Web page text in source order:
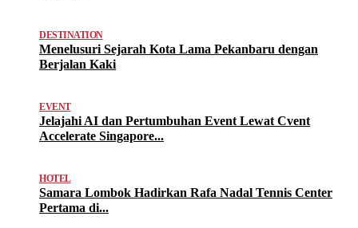
DESTINATION
Menelusuri Sejarah Kota Lama Pekanbaru dengan
Berjalan Kaki
EVENT
Jelajahi AI dan Pertumbuhan Event Lewat Cvent
Accelerate Singapore...
HOTEL
Samara Lombok Hadirkan Rafa Nadal Tennis Center
Pertama di...